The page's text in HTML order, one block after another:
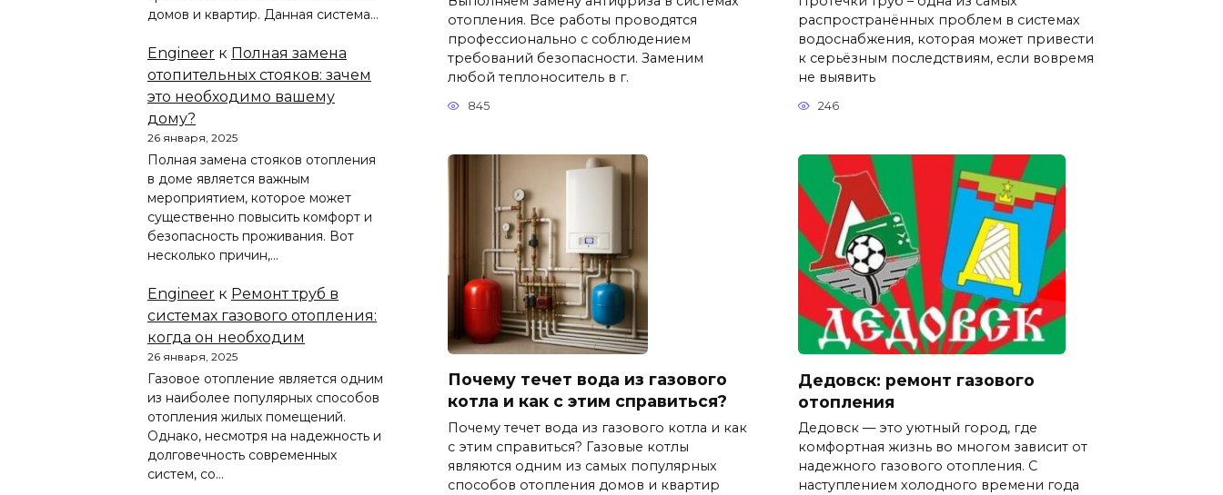
отопления. Все работы проводятся
профессионально с соблюдением
требований безопасности. Заменим
любой теплоноситель в г.
845
распространённых проблем в системах
водоснабжения, которая может привести
к серьёзным последствиям, если вовремя
не выявить
246
Почему течет вода из газового
котла и как с этим справиться?
Почему течет вода из газового котла и как
с этим справиться? Газовые котлы
являются одним из самых популярных
способов отопления домов и квартир
Дедовск: ремонт газового
отопления
Дедовск — это уютный город, где
комфортная жизнь во многом зависит от
надежного газового отопления. С
наступлением холодного времени года
домов и квартир. Данная система…
Engineer к Полная замена
отопительных стояков: зачем
это необходимо вашему
дому?
26 января, 2025
Полная замена стояков отопления
в доме является важным
мероприятием, которое может
существенно повысить комфорт и
безопасность проживания. Вот
несколько причин,…
Engineer к Ремонт труб в
системах газового отопления:
когда он необходим
26 января, 2025
Газовое отопление является одним
из наиболее популярных способов
отопления жилых помещений.
Однако, несмотря на надежность и
долговечность современных
систем, со…